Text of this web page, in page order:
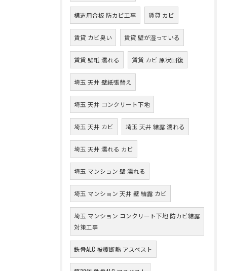
構造用合板 防カビ工事 賃貸 カビ
賃貸 カビ臭い 賃貸 壁が湿っている
賃貸 壁紙 濡れる 賃貸 カビ 原状回復
埼玉 天井 壁紙張替え
埼玉 天井 コンクリート下地
埼玉 天井 カビ 埼玉 天井 結露 濡れる
埼玉 天井 濡れる カビ
埼玉 マンション 壁 濡れる
埼玉 マンション 天井 壁 結露 カビ
埼玉 マンション コンクリート下地 防カビ結露
対策工事
鉄骨ALC 被覆断熱 アスベスト